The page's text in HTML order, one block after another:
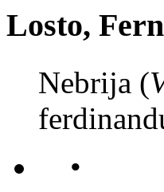
Losto,
Nebrija (
•